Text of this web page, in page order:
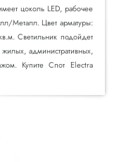
цоколь LED, рабочее
Металл. Цвет арматуры:
Светильник подойдет
административных,
Купите Спот Electra